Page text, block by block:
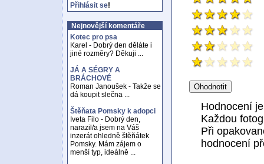
Přihlásit se!
Nejnovější komentáře
Kotec pro psa
Karel - Dobrý den děláte i
jiné rozměry? Děkuji ...
JÁ A SÉGRY A
BRÁCHOVÉ
Roman Janoušek - Takže se
dá koupit slečna ...
Štěňata Pomsky k adopci
Iveta Filo - Dobrý den,
narazil/a jsem na Váš
inzerát ohledně štěňátek
Pomsky. Mám zájem o
menší typ, ideálně ...
Hodnocení
Každou
Při
hodnocení